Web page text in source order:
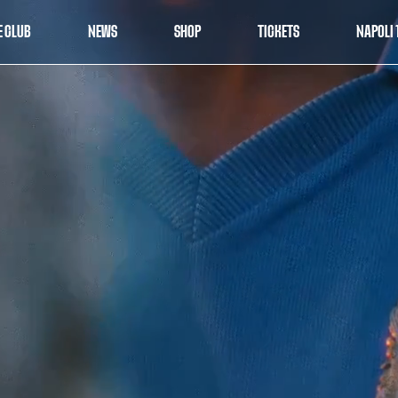
CLUB NEWS SHOP TICKETS NAPOLI